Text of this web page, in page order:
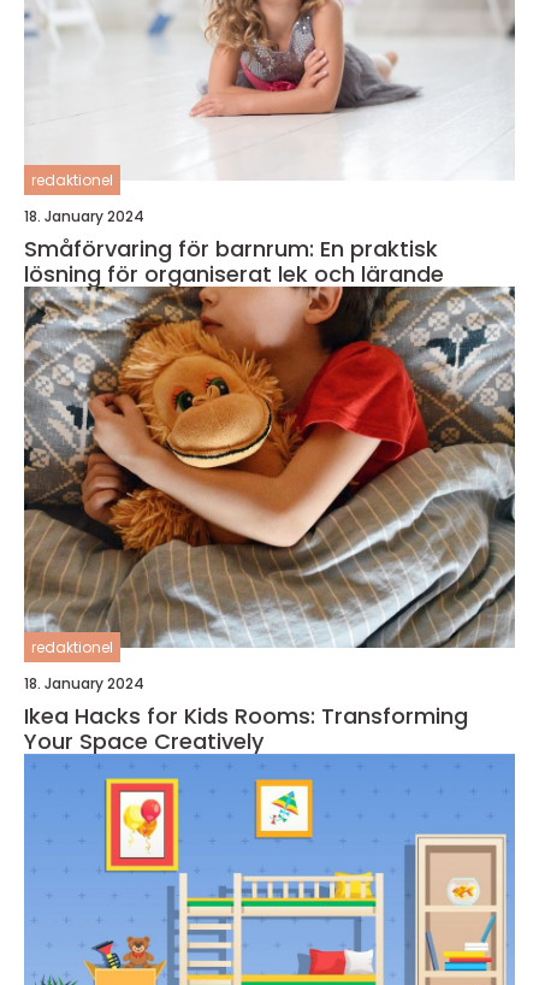
redaktionel
18. January 2024
Småförvaring för barnrum: En praktisk
lösning för organiserat lek och lärande
redaktionel
18. January 2024
Ikea Hacks for Kids Rooms: Transforming
Your Space Creatively